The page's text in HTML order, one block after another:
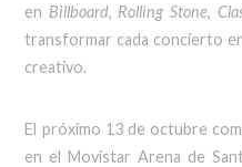
en Billboard, Rolling Stone,
transformar cada concierto
creativo.
El próximo 13 de octubre
en el Movistar Arena de